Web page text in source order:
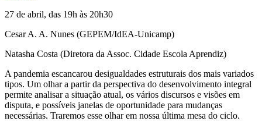
27 de abril, das 19h às 20h30
Cesar A. A. Nunes (GEPEM/IdEA-Unicamp)
Natasha Costa (Diretora da Assoc. Cidade Escola Aprendiz)
A pandemia escancarou desigualdades estruturais dos mais variados
tipos. Um olhar a partir da perspectiva do desenvolvimento integral
permite analisar a situação atual, os vários discursos e visões em
disputa, e possíveis janelas de oportunidade para mudanças
necessárias. Traremos esse olhar em nossa última mesa do ciclo.